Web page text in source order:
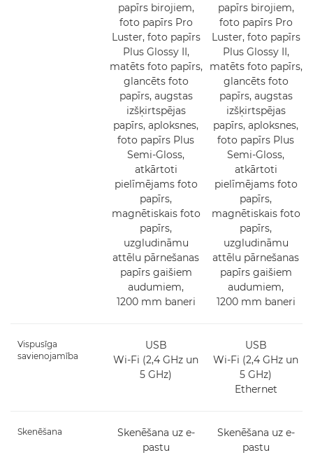
papīrs birojiem,
foto papīrs Pro
Luster, foto papīrs
Plus Glossy II,
matēts foto papīrs,
glancēts foto
papīrs, augstas
izšķirtspējas
papīrs, aploksnes,
foto papīrs Plus
Semi-Gloss,
atkārtoti
pielīmējams foto
papīrs,
magnētiskais foto
papīrs,
uzgludināmu
attēlu pārnešanas
papīrs gaišiem
audumiem,
1200 mm baneri
papīrs birojiem,
foto papīrs Pro
Luster, foto papīrs
Plus Glossy II,
matēts foto papīrs,
glancēts foto
papīrs, augstas
izšķirtspējas
papīrs, aploksnes,
foto papīrs Plus
Semi-Gloss,
atkārtoti
pielīmējams foto
papīrs,
magnētiskais foto
papīrs,
uzgludināmu
attēlu pārnešanas
papīrs gaišiem
audumiem,
1200 mm baneri
Vispusīga
savienojamība
USB
Wi-Fi (2,4 GHz un
5 GHz)
USB
Wi-Fi (2,4 GHz un
5 GHz)
Ethernet
Skenēšana
Skenēšana uz e-
pastu
Skenēšana uz e-
pastu